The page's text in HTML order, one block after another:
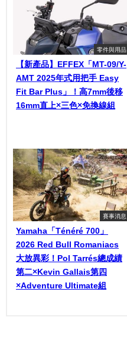
零件與用品
【新產品】EFFEX「MT-09/Y-
AMT 2025年式用把手 Easy
Fit Bar Plus」！高7mm後移
16mm直上×三色×免換線組
賽事消息
Yamaha「Ténéré 700」
2026 Red Bull Romaniacs
大放異彩！Pol Tarrés總成績
第二×Kevin Gallais第四
×Adventure Ultimate組